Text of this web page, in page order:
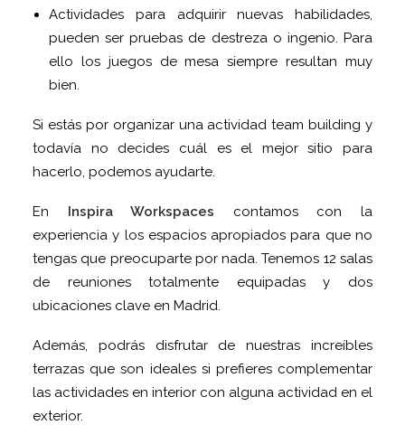
Actividades para adquirir nuevas habilidades,
pueden ser pruebas de destreza o ingenio. Para
ello los juegos de mesa siempre resultan muy
bien.
Si estás por organizar una actividad team building y
todavía no decides cuál es el mejor sitio para
hacerlo, podemos ayudarte.
En Inspira Workspaces contamos con la
experiencia y los espacios apropiados para que no
tengas que preocuparte por nada. Tenemos 12 salas
de reuniones totalmente equipadas y dos
ubicaciones clave en Madrid.
Además, podrás disfrutar de nuestras increíbles
terrazas que son ideales si prefieres complementar
las actividades en interior con alguna actividad en el
exterior.